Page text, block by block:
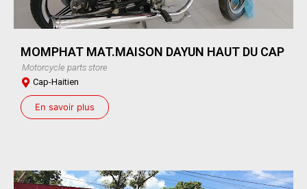
MOMPHAT MAT.MAISON DAYUN HAUT DU CAP
Motorcycle parts store
Cap-Haitien
En savoir plus